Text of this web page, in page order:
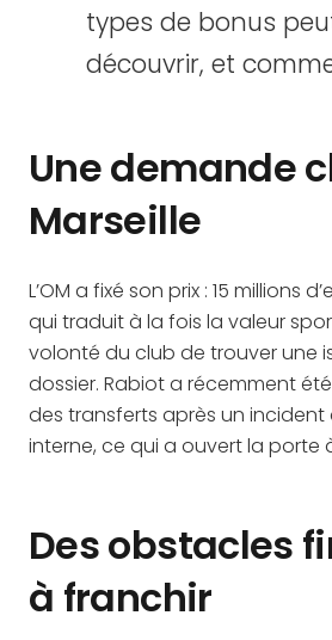
types de bonus
découvrir, et
Une demande
Marseille
L’OM a fixé son prix : 15 millions
qui traduit à la fois la valeur
volonté du club de trouver une
dossier. Rabiot a récemment
des transferts après un incident
interne, ce qui a ouvert la porte
Des obstacles
à franchir